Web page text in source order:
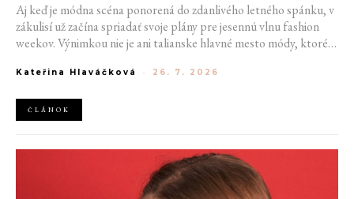
Aj keď je módna scéna ponorená do zdanlivého letného spánku, v
zákulisí už začína spriadať svoje plány pre jesennú vlnu fashion
weekov. Výnimkou nie je ani talianske hlavné mesto módy, ktoré
od 22. do 28. septembra privíta tradičné mená, pozornosť však
značky Moschino.
Kateřina Hlaváčková - 26. 7. 2026
ČLÁNOK